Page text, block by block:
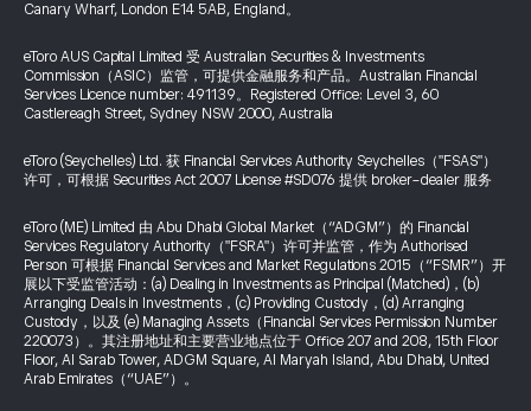
Canary Wharf, London E14 5AB, England。
eToro AUS Capital Limited 受 Australian Securities & Investments
Commission（ASIC）监管，可提供金融服务和产品。Australian Financial
Services Licence number: 491139。Registered Office: Level 3, 60
Castlereagh Street, Sydney NSW 2000, Australia
eToro (Seychelles) Ltd. 获 Financial Services Authority Seychelles（"FSAS"）
许可，可根据 Securities Act 2007 License #SD076 提供 broker-dealer 服务
eToro (ME) Limited 由 Abu Dhabi Global Market（“ADGM”）的 Financial
Services Regulatory Authority（"FSRA"）许可并监管，作为 Authorised
Person 可根据 Financial Services and Market Regulations 2015（“FSMR”）开
展以下受监管活动：(a) Dealing in Investments as Principal (Matched)，(b)
Arranging Deals in Investments，(c) Providing Custody，(d) Arranging
Custody，以及 (e) Managing Assets（Financial Services Permission Number
220073）。其注册地址和主要营业地点位于 Office 207 and 208, 15th Floor
Floor, Al Sarab Tower, ADGM Square, Al Maryah Island, Abu Dhabi, United
Arab Emirates（“UAE”）。